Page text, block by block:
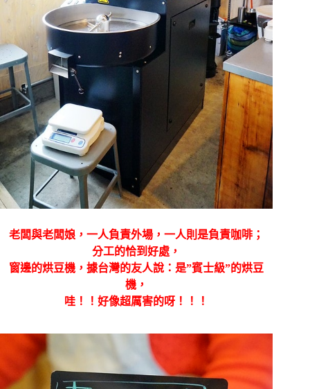
老闆與老闆娘，一人負責外場，一人則是負責咖啡；
分工的恰到好處，
窗邊的烘豆機，據台灣的友人說：是”賓士級”的烘豆
機，
哇！！好像超厲害的呀！！！